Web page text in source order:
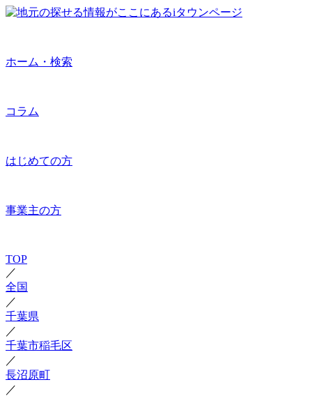
ホーム・検索
コラム
はじめての方
事業主の方
TOP
／
全国
／
千葉県
／
千葉市稲毛区
／
長沼原町
／